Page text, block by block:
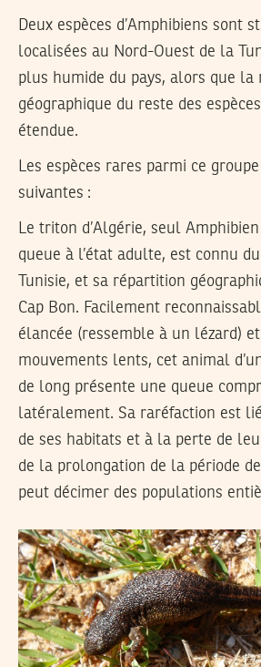
Deux espèces d’Amphibiens sont
localisées au Nord-Ouest de la
plus humide du pays, alors que la
géographique du reste des
étendue.
Les espèces rares parmi ce
suivantes :
Le triton d’Algérie, seul
queue à l’état adulte, est connu
Tunisie, et sa répartition
Cap Bon. Facilement
élancée (ressemble à un lézard)
mouvements lents, cet animal
de long présente une queue
latéralement. Sa raréfaction est
de ses habitats et à la perte de
de la prolongation de la période
peut décimer des populations